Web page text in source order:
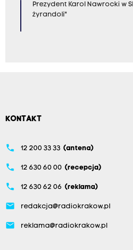
Prezydent Karol Nawrocki w
żyrandoli"
KONTAKT
phone 12 200 33 33 (antena)
phone 12 630 60 00 (recepcja)
phone 12 630 62 06 (reklama)
email redakcja@radiokrakow.pl
email reklama@radiokrakow.pl